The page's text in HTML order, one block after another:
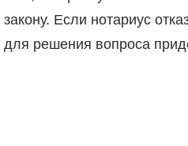
Если нотариус
решения вопроса